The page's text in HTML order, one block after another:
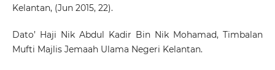
Kelantan, (Jun 2015, 22).
Dato’ Haji Nik Abdul Kadir Bin Nik Mohamad, Timbalan
Mufti Majlis Jemaah Ulama Negeri Kelantan.